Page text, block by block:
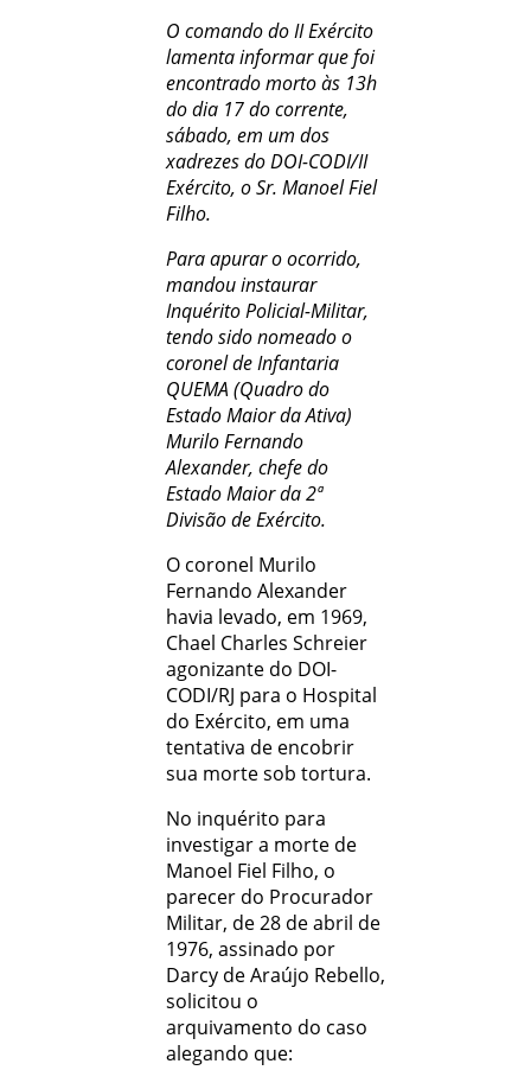
O comando do II Exército
lamenta informar que foi
encontrado morto às 13h
do dia 17 do corrente,
sábado, em um dos
xadrezes do DOI-CODI/II
Exército, o Sr. Manoel Fiel
Filho.
Para apurar o ocorrido,
mandou instaurar
Inquérito Policial-Militar,
tendo sido nomeado o
coronel de Infantaria
QUEMA (Quadro do
Estado Maior da Ativa)
Murilo Fernando
Alexander, chefe do
Estado Maior da 2ª
Divisão de Exército.
O coronel Murilo
Fernando Alexander
havia levado, em 1969,
Chael Charles Schreier
agonizante do DOI-
CODI/RJ para o Hospital
do Exército, em uma
tentativa de encobrir
sua morte sob tortura.
No inquérito para
investigar a morte de
Manoel Fiel Filho, o
parecer do Procurador
Militar, de 28 de abril de
1976, assinado por
Darcy de Araújo Rebello,
solicitou o
arquivamento do caso
alegando que: